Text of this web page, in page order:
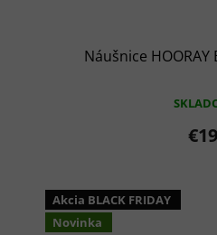
Náušnice
€19
Akcia BLACK FRIDAY
Novinka